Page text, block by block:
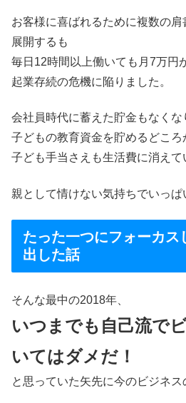
お客様に喜ばれるために複数の
展開するも
毎日12時間以上働いても月7万円
起業存続の危機に陥りました。
会社員時代に蓄えた貯金もなくな
子どもの教育資金を貯めるどころ
子ども手当さえも生活費に消え
親として情けない気持ちでいっぱ
たった一つにフォーカス
出した話
そんな最中の2018年、
いつまでも自己流で
いてはダメだ ！
と思っていた矢先に今のビジネス